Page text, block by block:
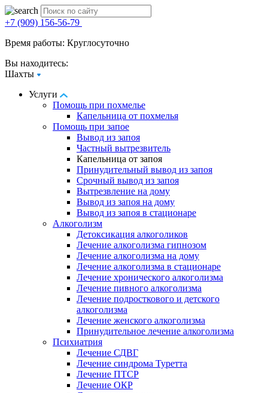
+7 (909) 156-56-79
Время работы: Круглосуточно
Вы находитесь:
Шахты
Услуги
Помощь при похмелье
Капельница от похмелья
Помощь при запое
Вывод из запоя
Частный вытрезвитель
Капельница от запоя
Принудительный вывод из запоя
Срочный вывод из запоя
Вытрезвление на дому
Вывод из запоя на дому
Вывод из запоя в стационаре
Алкоголизм
Детоксикация алкоголиков
Лечение алкоголизма гипнозом
Лечение алкоголизма на дому
Лечение алкоголизма в стационаре
Лечение хронического алкоголизма
Лечение пивного алкоголизма
Лечение подросткового и детского
алкоголизма
Лечение женского алкоголизма
Принудительное лечение алкоголизма
Психиатрия
Лечение СДВГ
Лечение синдрома Туретта
Лечение ПТСР
Лечение ОКР